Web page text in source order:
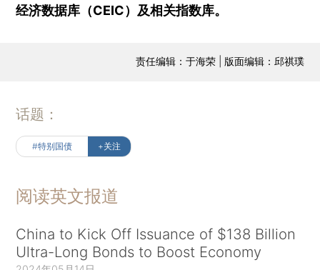
经济数据库（CEIC）及相关指数库。
责任编辑：于海荣 | 版面编辑：邱祺璞
话题：
#特别国债 +关注
阅读英文报道
China to Kick Off Issuance of $138 Billion
Ultra-Long Bonds to Boost Economy